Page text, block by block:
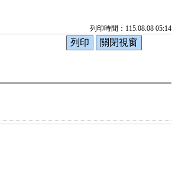
列印時間：115.08.08 05:14